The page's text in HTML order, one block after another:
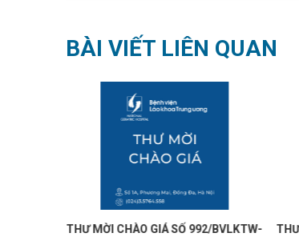
BÀI VIẾT LIÊN QUAN
THƯ MỜI CHÀO GIÁ SỐ 993/